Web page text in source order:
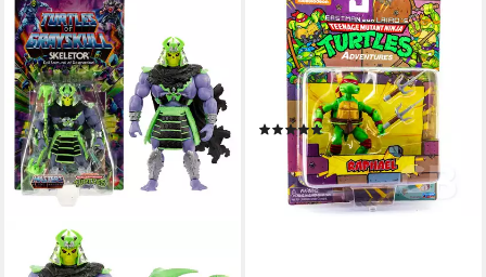
PLAYMATES TOYS
Actionfigur Teenage Mutant
Ninja Turtles Adventure
Heroes, Action Figur ca. 12
cm groß und mit Zubehör
(5)
ab 24,90 €
lieferbar - in 4-5 Werktagen bei dir